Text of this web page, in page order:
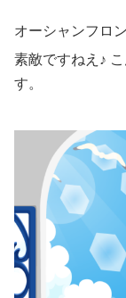
オーシャンフロ
素敵ですねえ♪
す。